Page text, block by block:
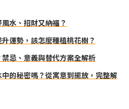
水、招財又納福？
運勢，該怎麼種植桃花樹？
忌、意義與替代方案全解析
的秘密嗎？從寓意到擺放，完整解